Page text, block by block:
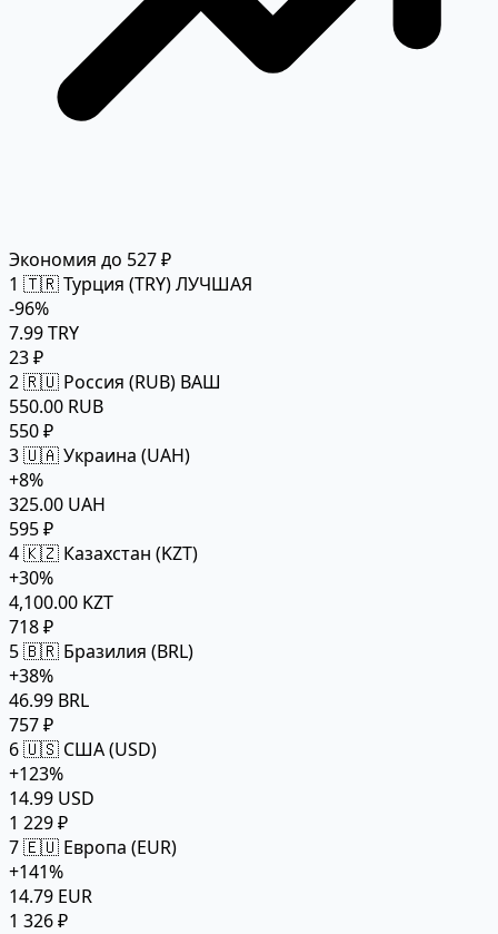
Экономия до 527 ₽
1 🇹🇷 Турция (TRY)ЛУЧШАЯ
-96%
7.99 TRY
23 ₽
2🇷🇺 Россия (RUB) ВАШ
550.00 RUB
550 ₽
3🇺🇦 Украина (UAH)
+8%
325.00 UAH
595 ₽
4🇰🇿 Казахстан (KZT)
+30%
4,100.00 KZT
718 ₽
5🇧🇷 Бразилия (BRL)
+38%
46.99 BRL
757 ₽
6🇺🇸 США (USD)
+123%
14.99 USD
1 229 ₽
7🇪🇺 Европа (EUR)
+141%
14.79 EUR
1 326 ₽